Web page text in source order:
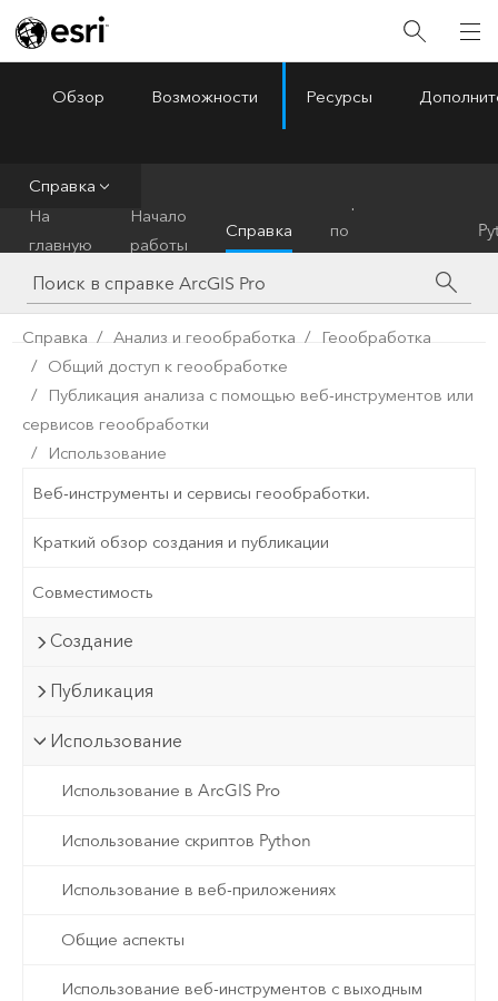
ArcGIS Pro
Обзор Возможности Ресурсы
Справка
На
главную
Начало
работы
Справка
по
инструментам
Справка Анализ и геообработка
Геообработка
Общий доступ к геообработке
Публикация анализа с помощью веб-инструментов или
сервисов геообработки
Использование
Веб-инструменты и сервисы геообработки.
Краткий обзор создания и публикации
Совместимость
Создание
Публикация
Использование
Использование в ArcGIS Pro
Использование скриптов Python
Использование в веб-приложениях
Общие аспекты
Использование веб-инструментов с выходным